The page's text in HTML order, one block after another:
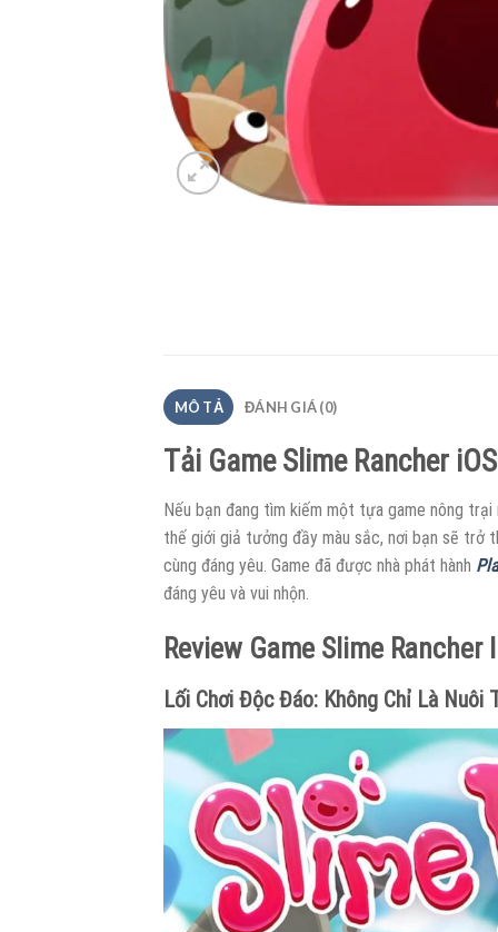
MÔ TẢ ĐÁNH GIÁ (0)
Tải Game Slime Rancher
Nếu bạn đang tìm kiếm một tựa game nông
thế giới giả tưởng đầy màu sắc, nơi bạn sẽ trở
cùng đáng yêu. Game đã được nhà phát hành
đáng yêu và vui nhộn.
Review Game Slime Rancher
Lối Chơi Độc Đáo: Không Chỉ Là Nuôi